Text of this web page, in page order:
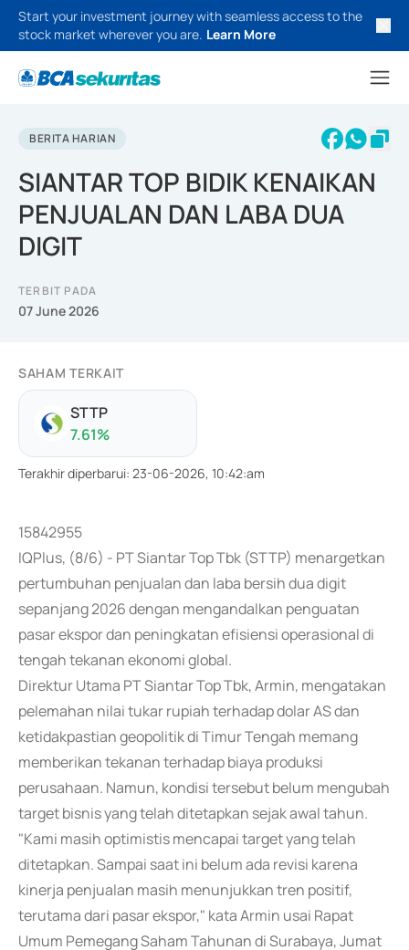
Start your investment journey with seamless access to the
stock market wherever you are. Learn More
BERITA HARIAN
SIANTAR TOP BIDIK KENAIKAN
PENJUALAN DAN LABA DUA
DIGIT
TERBIT PADA
07 June 2026
SAHAM TERKAIT
STTP
7.61%
Terakhir diperbarui: 23-06-2026, 10:42:am
15842955
IQPlus, (8/6) - PT Siantar Top Tbk (STTP) menargetkan
pertumbuhan penjualan dan laba bersih dua digit
sepanjang 2026 dengan mengandalkan penguatan
pasar ekspor dan peningkatan efisiensi operasional di
tengah tekanan ekonomi global.
Direktur Utama PT Siantar Top Tbk, Armin, mengatakan
pelemahan nilai tukar rupiah terhadap dolar AS dan
ketidakpastian geopolitik di Timur Tengah memang
memberikan tekanan terhadap biaya produksi
perusahaan. Namun, kondisi tersebut belum mengubah
target bisnis yang telah ditetapkan sejak awal tahun.
"Kami masih optimistis mencapai target yang telah
ditetapkan. Sampai saat ini belum ada revisi karena
kinerja penjualan masih menunjukkan tren positif,
terutama dari pasar ekspor," kata Armin usai Rapat
Umum Pemegang Saham Tahunan di Surabaya, Jumat